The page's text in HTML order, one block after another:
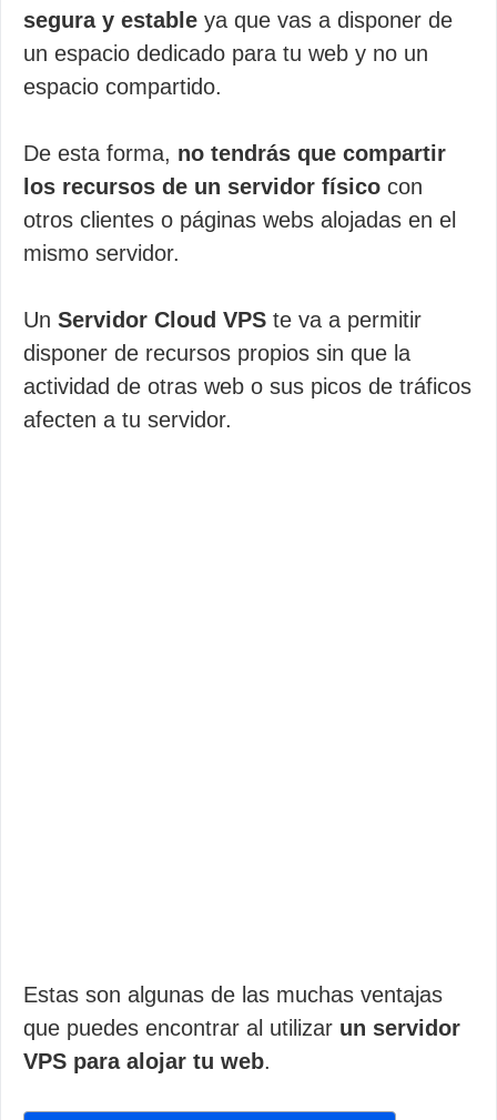
segura y estable ya que vas a disponer de
un espacio dedicado para tu web y no un
espacio compartido.
De esta forma, no tendrás que compartir
los recursos de un servidor físico con
otros clientes o páginas webs alojadas en el
mismo servidor.
Un Servidor Cloud VPS te va a permitir
disponer de recursos propios sin que la
actividad de otras web o sus picos de tráficos
afecten a tu servidor.
Estas son algunas de las muchas ventajas
que puedes encontrar al utilizar un servidor
VPS para alojar tu web.